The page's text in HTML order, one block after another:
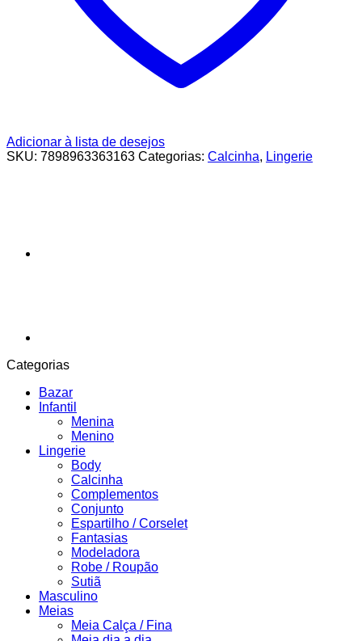
Adicionar à lista de desejos
SKU: 7898963363163 Categorias: Calcinha, Lingerie
Categorias
Bazar
Infantil
Menina
Menino
Lingerie
Body
Calcinha
Complementos
Conjunto
Espartilho / Corselet
Fantasias
Modeladora
Robe / Roupão
Sutiã
Masculino
Meias
Meia Calça / Fina